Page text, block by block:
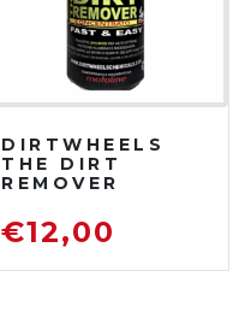
DIRTWHEELS
THE DIRT
REMOVER
750 ML
SGRASSATORE
€12,00